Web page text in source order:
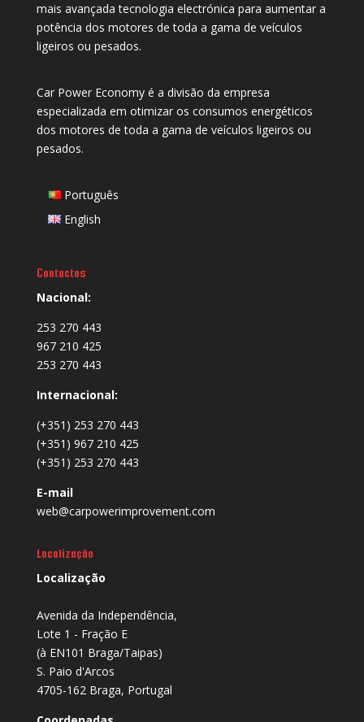
mais avançada tecnologia electrónica para aumentar a
potência dos motores de toda a gama de veículos
ligeiros ou pesados.
Car Power Economy é a divisão da empresa
especializada em otimizar os consumos energéticos
dos motores de toda a gama de veículos ligeiros ou
pesados.
Português
English
Contactos
Nacional:
253 270 443
967 210 425
253 270 443
Internacional:
(+351) 253 270 443
(+351) 967 210 425
(+351) 253 270 443
E-mail
web@carpowerimprovement.com
Localização
Localização
Avenida da Independência,
Lote 1 - Fração E
(à EN101 Braga/Taipas)
S. Paio d'Arcos
4705-162 Braga, Portugal